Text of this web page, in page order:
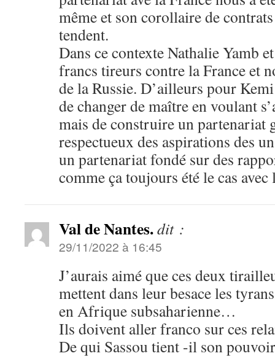
même et son corollaire de
tendent.
Dans ce contexte Nathalie Yamb
francs tireurs contre la France et
de la Russie. D’ailleurs pour
de changer de maître en voulant
mais de construire un partenariat
respectueux des aspirations des
un partenariat fondé sur des
comme ça toujours été le cas avec
Val de Nantes.dit :
29/11/2022 à 16:45
J’aurais aimé que ces deux
mettent dans leur besace les
en Afrique subsaharienne…
Ils doivent aller franco sur ces
De qui Sassou tient -il son